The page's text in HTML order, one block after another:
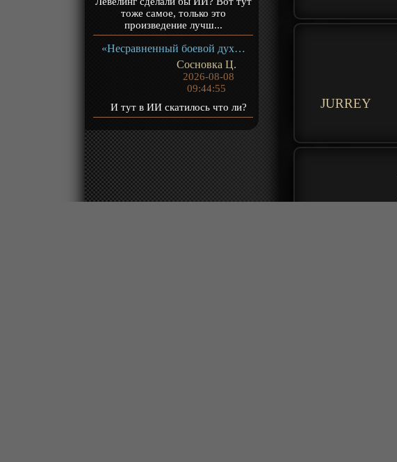
тоже самое, только это
произведение лучш...
«Несравненный боевой дух 2» ТВ-2
Сосновка Ц.
2026-08-08
09:44:55
И тут в ИИ скатилось что ли?
JURREY